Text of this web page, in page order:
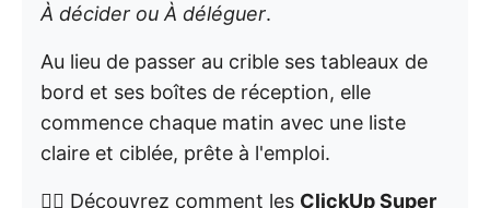
À décider ou À déléguer.
Au lieu de passer au crible ses tableaux de
bord et ses boîtes de réception, elle
commence chaque matin avec une liste
claire et ciblée, prête à l'emploi.
👉🏼 Découvrez comment les ClickUp Super